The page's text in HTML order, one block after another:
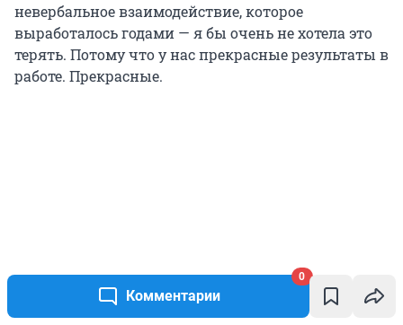
Комментарии
0
невербальное взаимодействие, которое
выработалось годами — я бы очень не хотела это
терять. Потому что у нас прекрасные результаты в
работе. Прекрасные.